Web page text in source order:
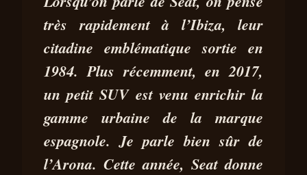
2026 : TOUJOURS AUSSI
INTÉRESSANTES ?
2025
LECTURE
SILVA
très rapidement à l’Ibiza, leur
citadine emblématique sortie en
1984. Plus récemment, en 2017,
un petit SUV est venu enrichir la
gamme urbaine de la marque
espagnole. Je parle bien sûr de
l’Arona. Cette année, Seat donne